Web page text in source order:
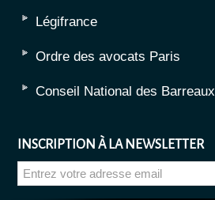
Légifrance
Ordre des avocats Paris
Conseil National des Barreaux
INSCRIPTION À LA NEWSLETTER